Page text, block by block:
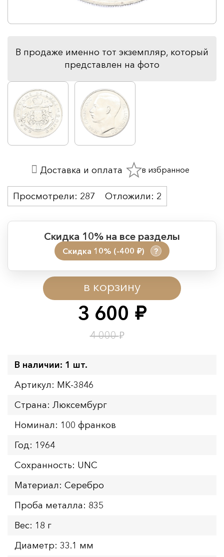
В продаже именно тот экземпляр, который
представлен на фото
3 600 руб.
4 000₽
в корзину
Скидка 10% на все разделы
Скидка 10% (-400 руб.) ?
Период действия акции:
Начало:
08.08.2026 00:01
Окончание:
09.08.2026 23:59
Время до окончания:
Просмотрели: 287 Отложили: 2
Доставка и оплата в избранное
В наличии: 1 шт.
Артикул: MK-3846
Страна: Люксембург
Номинал: 100 франков
Год: 1964
Сохранность: UNC
Материал: Серебро
Проба металла: 835
Вес: 18 г
Диаметр: 33.1 мм